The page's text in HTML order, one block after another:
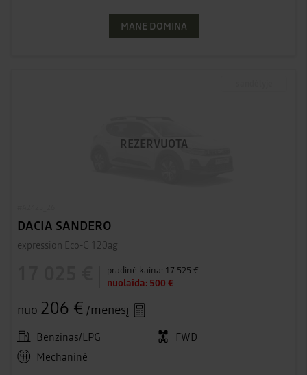
MANE DOMINA
REZERVUOTA
DACIA SANDERO
expression Eco-G 120ag
pradinė kaina: 17 525 €
nuolaida: 500 €
nuo 206 € /mėnesį
Benzinas/LPG
FWD
Mechaninė